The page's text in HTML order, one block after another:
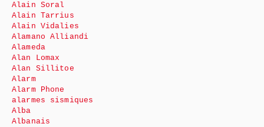
Alain Soral
Alain Tarrius
Alain Vidalies
Alamano Alliandi
Alameda
Alan Lomax
Alan Sillitoe
Alarm
Alarm Phone
alarmes sismiques
Alba
Albanais